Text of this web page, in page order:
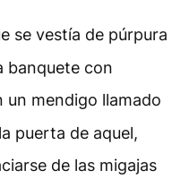
se vestía de púrpura
banquete con
un mendigo llamado
puerta de aquel,
de las migajas